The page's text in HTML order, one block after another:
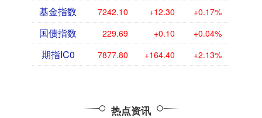
基金指数 7242.10 +12.30 +0.17%
国债指数 229.69 +0.10 +0.04%
期指IC0 7877.80 +164.40 +2.13%
热点资讯